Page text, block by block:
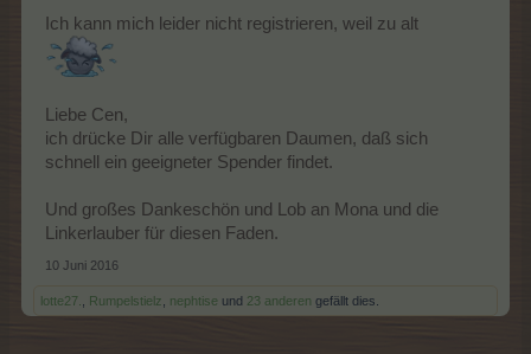
Ich kann mich leider nicht registrieren, weil zu alt
Liebe Cen,
ich drücke Dir alle verfügbaren Daumen, daß sich
schnell ein geeigneter Spender findet.
Und großes Dankeschön und Lob an Mona und die
Linkerlauber für diesen Faden.
10 Juni 2016
lotte27. Rumpelstielz nephtise und 23 anderen gefällt dies.